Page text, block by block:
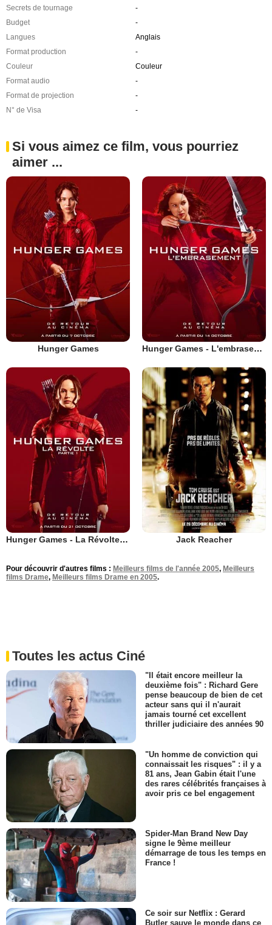
Secrets de tournage
-
Budget
-
Langues
Anglais
Format production
-
Couleur
Couleur
Format audio
-
Format de projection
-
N° de Visa
-
Si vous aimez ce film, vous pourriez
aimer ...
Hunger Games Hunger Games - L'embrasement
Hunger Games - La Révolte : Partie 1 Jack Reacher
Pour découvrir d'autres films : Meilleurs films de l'année 2005, Meilleurs
films Drame, Meilleurs films Drame en 2005.
Toutes les actus Ciné
"Il était encore meilleur la
deuxième fois" : Richard Gere
pense beaucoup de bien de cet
acteur sans qui il n'aurait
jamais tourné cet excellent
thriller judiciaire des années 90
"Un homme de conviction qui
connaissait les risques" : il y a
81 ans, Jean Gabin était l'une
des rares célébrités françaises à
avoir pris ce bel engagement
Spider-Man Brand New Day
signe le 9ème meilleur
démarrage de tous les temps en
France !
Ce soir sur Netflix : Gerard
Butler sauve le monde dans ce